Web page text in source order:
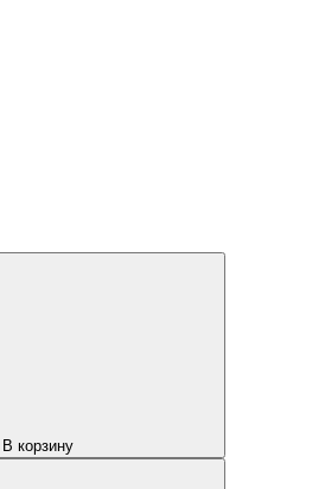
В корзину